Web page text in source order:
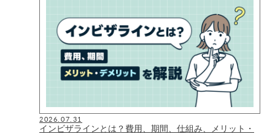
2026.07.31
インビザラインとは？費用、期間、仕組み、メリット・